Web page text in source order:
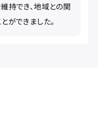
持でき、地域との関
ができました。